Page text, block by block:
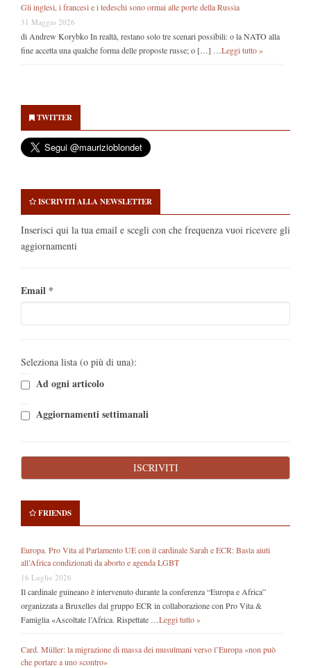
Gli inglesi, i francesi e i tedeschi sono ormai alle porte della Russia
31 Maggio 2026
di Andrew Korybko In realtà, restano solo tre scenari possibili: o la NATO alla
fine accetta una qualche forma delle proposte russe; o […] … Leggi tutto »
Sidebar
TWITTER
ISCRIVITI ALLA NEWSLETTER
Inserisci qui la tua email e scegli con che frequenza vuoi ricevere gli
aggiornamenti
Email *
Seleziona lista (o più di una):
Ad ogni articolo
Aggiornamenti settimanali
FRIENDS
Europa. Pro Vita al Parlamento UE con il cardinale Sarah e ECR: Basta aiuti
all’Africa condizionati da aborto e agenda LGBT
16 Luglio 2026
Il cardinale guineano è intervenuto durante la conferenza “Europa e Africa”
organizzata a Bruxelles dal gruppo ECR in collaborazione con Pro Vita &
Famiglia «Ascoltate l’Africa. Rispettate … Leggi tutto »
Card. Müller: la migrazione di massa dei musulmani verso l’Europa «non può
che portare a uno scontro»